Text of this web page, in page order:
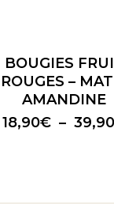
BOUGIES
ROUGES –
AMANDINE
18,90€ –